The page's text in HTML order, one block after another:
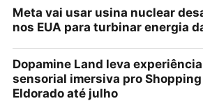
Meta vai usar usina nuclear
nos EUA para turbinar energia
Dopamine Land leva experiência
sensorial imersiva pro Shopping
Eldorado até julho